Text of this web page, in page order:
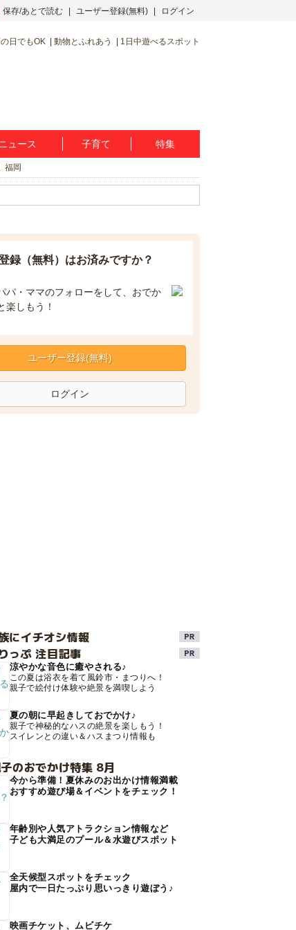
保存/あとで読む ユーザー登録(無料) ログイン
日でもOK 動物とふれあう 1日中遊べるスポット
ュース 子育て 特集
福岡
録（無料）はお済みですか？
パ・ママのフォローをして、おでか
楽しもう！
ユーザー登録(無料)
ログイン
にイチオシ情報
っぷ 注目記事
涼やかな音色に癒やされる♪
この夏は浴衣を着て風鈴市・まつりへ！
親子で絵付け体験や絶景を満喫しよう
夏の朝に早起きしておでかけ♪
親子で神秘的なハスの絶景を楽しもう！
スイレンとの違い＆ハスまつり情報も
のおでかけ特集 8月
今から準備！夏休みのお出かけ情報満載
おすすめ遊び場＆イベントをチェック！
年齢別や人気アトラクション情報など
子ども大満足のプール＆水遊びスポット
全天候型スポットをチェック
屋内で一日たっぷり思いっきり遊ぼう♪
映画チケット、ムビチケ